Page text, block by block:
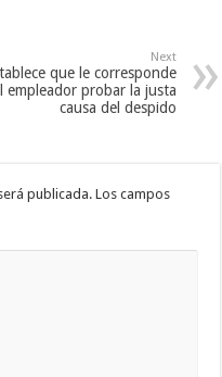
Next
que le corresponde
empleador probar la justa
causa del despido
publicada. Los campos